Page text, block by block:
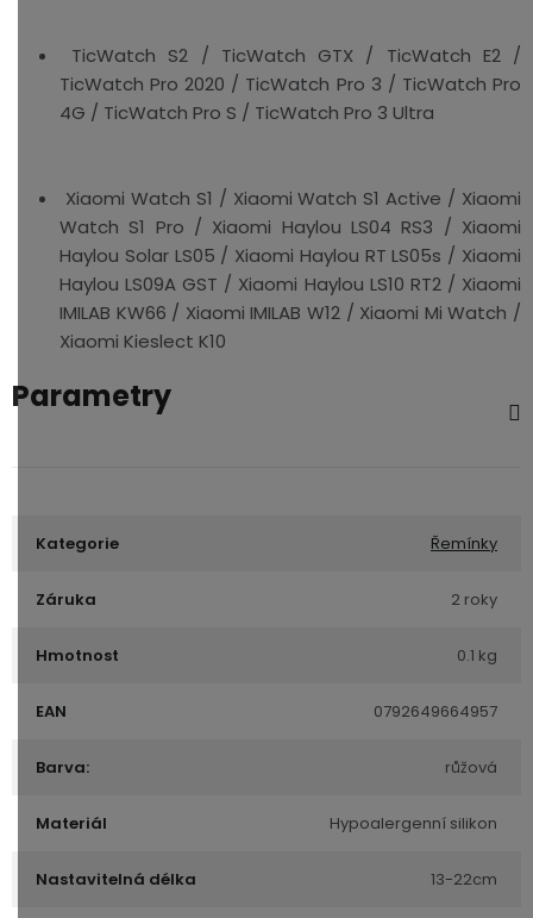
TicWatch S2 / TicWatch GTX / TicWatch E2 /
TicWatch Pro 2020 / TicWatch Pro 3 / TicWatch Pro
4G / TicWatch Pro S / TicWatch Pro 3 Ultra
Xiaomi Watch S1 / Xiaomi Watch S1 Active / Xiaomi
Watch S1 Pro / Xiaomi Haylou LS04 RS3 / Xiaomi
Haylou Solar LS05 / Xiaomi Haylou RT LS05s / Xiaomi
Haylou LS09A GST / Xiaomi Haylou LS10 RT2 / Xiaomi
IMILAB KW66 / Xiaomi IMILAB W12 / Xiaomi Mi Watch /
Xiaomi Kieslect K10
Parametry
Kategorie Řemínky
Záruka 2 roky
Hmotnost 0.1 kg
EAN 0792649664957
Barva: růžová
Materiál Hypoalergenní silikon
Nastavitelná délka 13-22cm